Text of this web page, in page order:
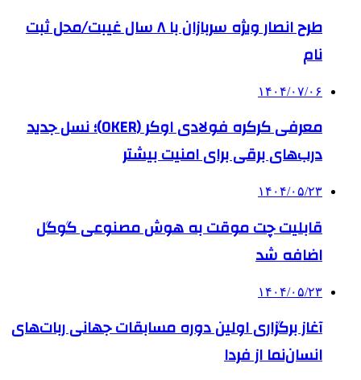
طرح انصار ویژه سربازان با ۸ سال غیبت/محل ثبت
نام
۱۴۰۴/۰۷/۰۶
معرفی کرکره فولادی اوکر (OKER)؛ نسل جدید
درب‌های برقی برای امنیت بیشتر
۱۴۰۴/۰۵/۲۳
قابلیت چت موقت به هوش مصنوعی گوگل
اضافه شد
۱۴۰۴/۰۵/۲۳
آغاز برگزاری اولین دوره مسابقات جهانی ربات‌های
انسان‌نما از فردا